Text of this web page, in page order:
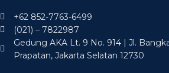
+62 852-7763-6499
(021) – 7822987
Gedung AKA Lt. 9 No. 914 | Jl.
Prapatan, Jakarta Selatan 12730